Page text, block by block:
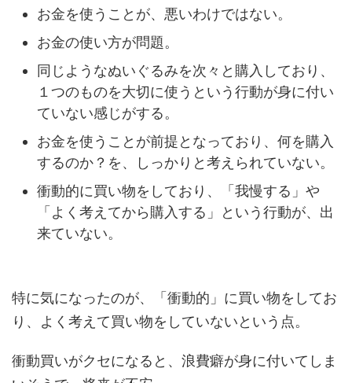
お金を使うことが、悪いわけではない。
お金の使い方が問題。
同じようなぬいぐるみを次々と購入しており、
１つのものを大切に使うという行動が身に付い
ていない感じがする。
お金を使うことが前提となっており、何を購入
するのか？を、しっかりと考えられていない。
衝動的に買い物をしており、「我慢する」や
「よく考えてから購入する」という行動が、出
来ていない。
特に気になったのが、「衝動的」に買い物をしてお
り、よく考えて買い物をしていないという点。
衝動買いがクセになると、浪費癖が身に付いてしま